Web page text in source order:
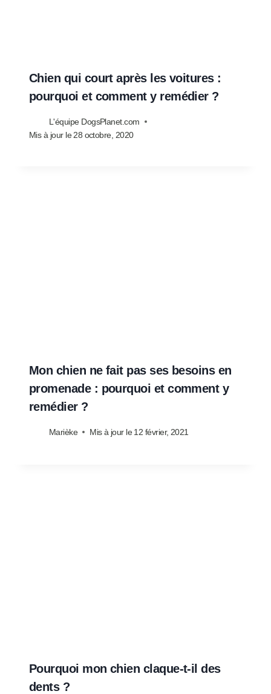
Chien qui court après les voitures :
pourquoi et comment y remédier ?
L'équipe DogsPlanet.com
Mis à jour le28 octobre, 2020
Mon chien ne fait pas ses besoins en
promenade : pourquoi et comment y
remédier ?
Marièke Mis à jour le 12 février, 2021
Pourquoi mon chien claque-t-il des
dents ?